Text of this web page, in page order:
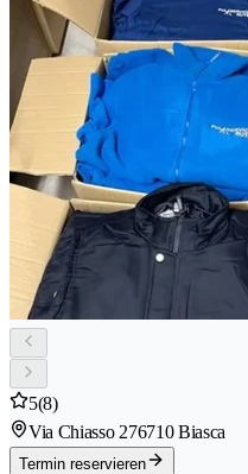
5(8)
Via Chiasso 276710 Biasca
Termin reservieren